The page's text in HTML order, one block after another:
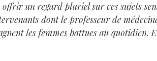
un regard pluriel sur ces sujets
dont le professeur de
les femmes battues au quotidien.